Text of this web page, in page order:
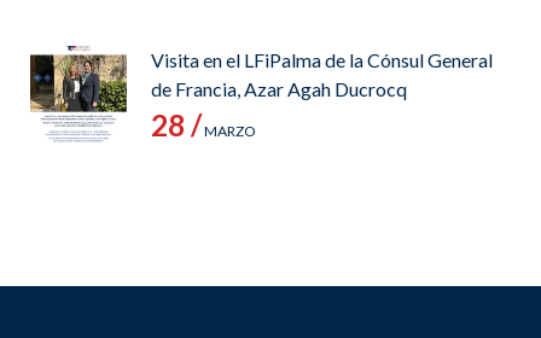
Visita en el LFiPalma de la Cónsul General
de Francia, Azar Agah Ducrocq
28 /MARZO